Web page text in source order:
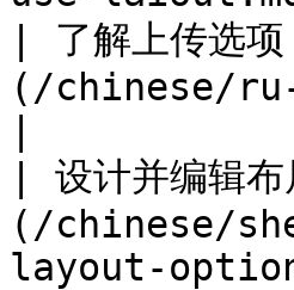
| 了解上
(/chinese/
| 设计并编
(/chinese/
layout-